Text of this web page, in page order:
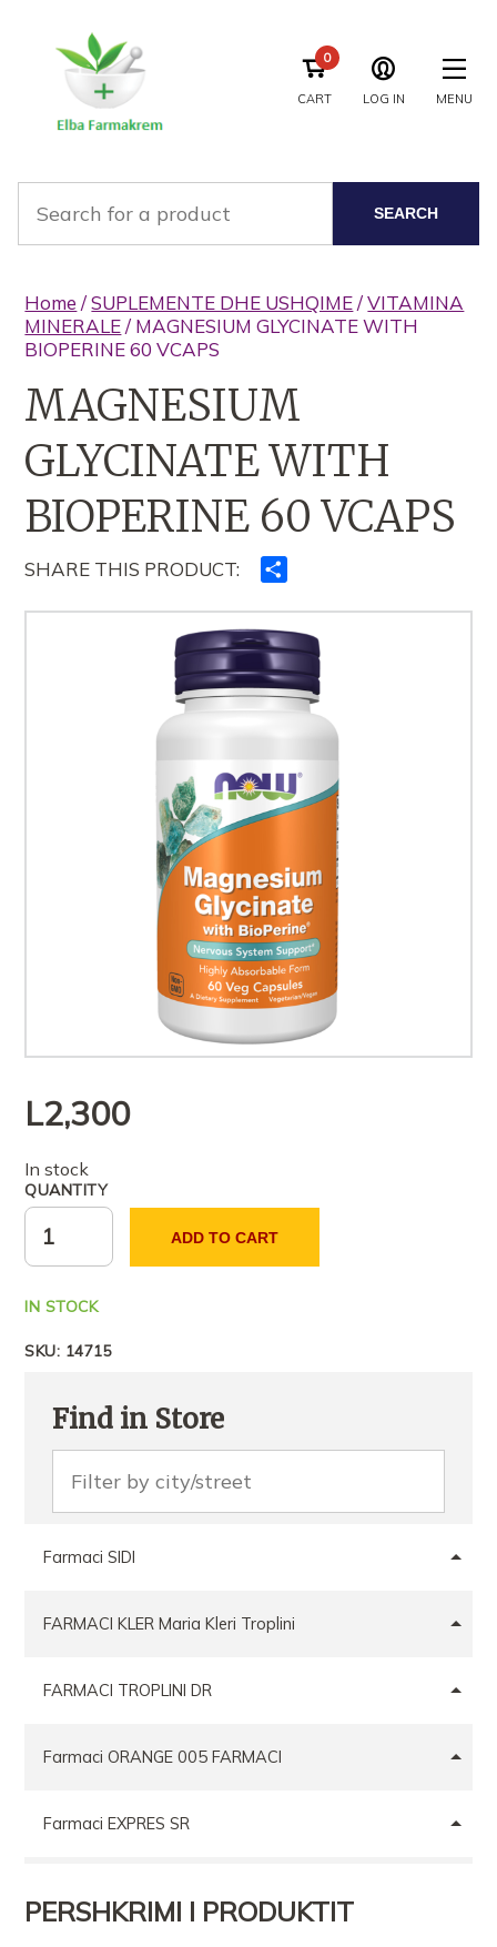
CART
0
LOG IN MENU
SEARCH
Home /SUPLEMENTE DHE USHQIME/VITAMINA
MINERALE/ MAGNESIUM GLYCINATE WITH
BIOPERINE 60 VCAPS
MAGNESIUM
GLYCINATE WITH
BIOPERINE 60 VCAPS
SHARE THIS PRODUCT:
tjerët
L2,300
In stock
QUANTITY
ADD TO CART
IN STOCK
SKU: 14715
Find in Store
Farmaci SIDI
FARMACI KLER Maria Kleri Troplini
FARMACI TROPLINI DR
Farmaci ORANGE 005 FARMACI
Farmaci EXPRES SR
PERSHKRIMI I PRODUKTIT